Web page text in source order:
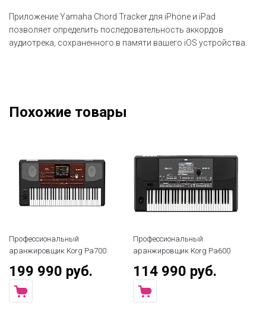
Приложение Yamaha Chord Tracker для iPhone и iPad
позволяет определить последовательность аккордов
аудиотрека, сохраненного в памяти вашего iOS устройства.
Похожие товары
Профессиональный
аранжировщик Korg Pa700
199 990 руб.
Профессиональный
аранжировщик Korg Pa600
114 990 руб.